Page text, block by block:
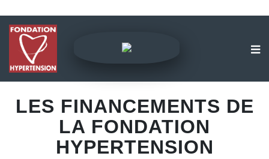
LES FINANCEMENTS DE
LA FONDATION
HYPERTENSION